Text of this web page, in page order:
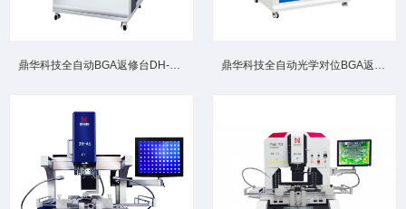
鼎华科技全自动BGA返修台DH-A8高端大型机型柜式全自动光学... 鼎华科技全自动光学对位BGA返修台DH-A7 工业级高效精准芯片...